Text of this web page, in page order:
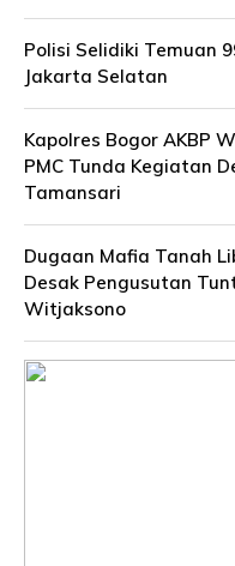
Polisi Selidiki Temuan
Jakarta Selatan
Kapolres Bogor AKBP
PMC Tunda Kegiatan
Tamansari
Dugaan Mafia Tanah
Desak Pengusutan
Witjaksono